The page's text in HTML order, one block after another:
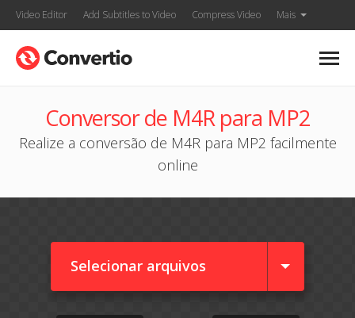
Video Editor Add Subtitles to Video Compress Video Mais
Conversor de M4R para MP2
Realize a conversão de M4R para MP2 facilmente
online
Selecionar arquivos